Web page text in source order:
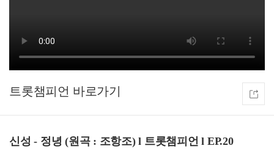
트롯챔피언
신성 - 정녕 (원곡 : 조항조) l 트롯챔피언 l EP.20